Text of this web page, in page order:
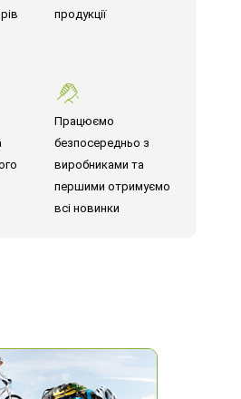
продукції
Працюємо
безпосередньо з
виробниками та
першими отримуємо
всі новинки